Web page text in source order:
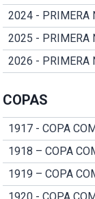
2024 - PRIMERA
2025 - PRIMERA
2026 - PRIMERA
COPAS
1917 - COPA
1918 – COPA
1919 – COPA